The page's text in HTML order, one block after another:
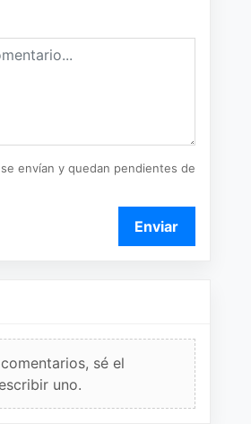
envían y quedan pendientes de
Enviar
sé el
uno.